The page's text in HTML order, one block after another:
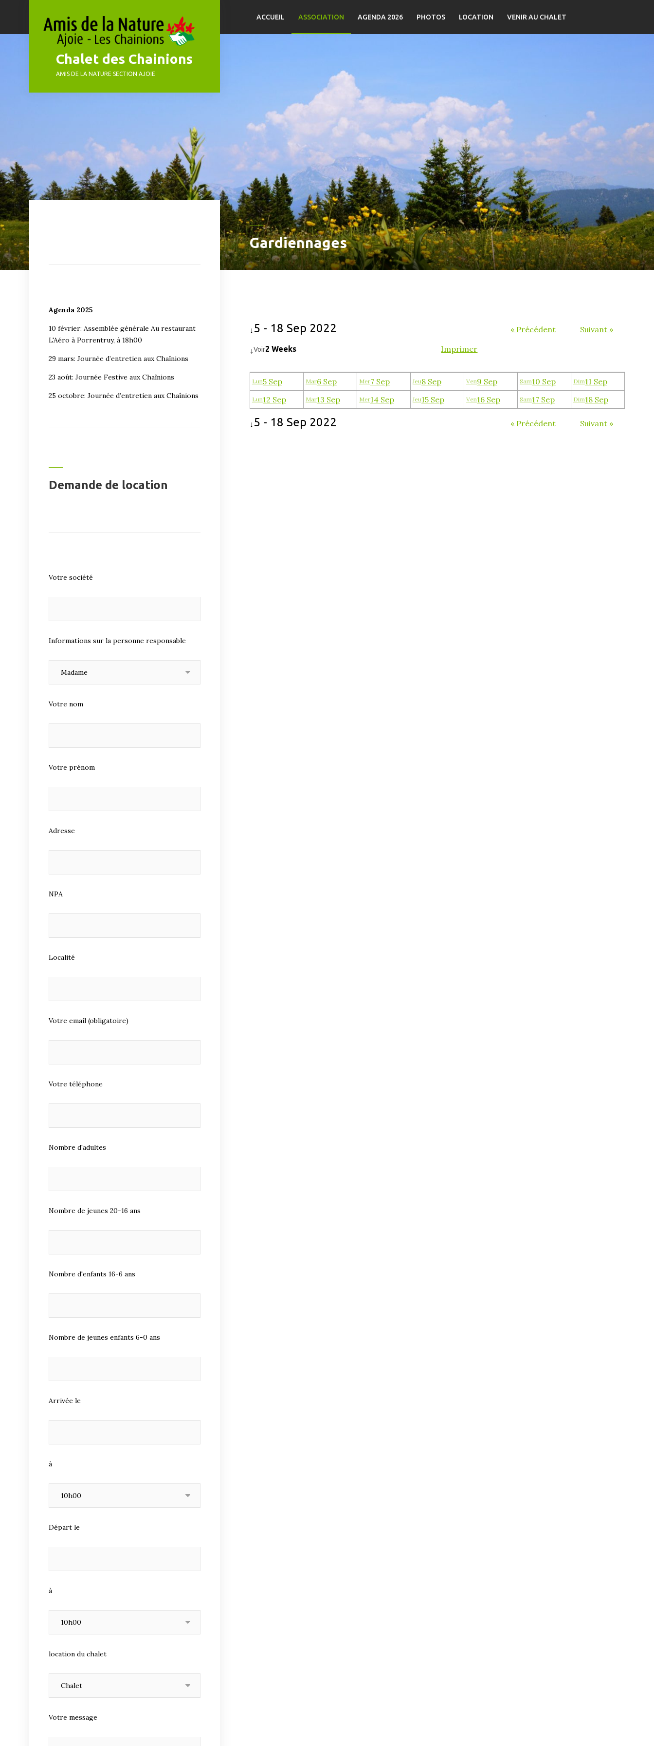
content
Chalet des Chainions
AMIS DE LA NATURE SECTION AJOIE
ACCUEIL ASSOCIATION AGENDA 2026 PHOTOS LOCATION VENIR AU CHALET
Gardiennages
↓ 5 - 18 Sep 2022 « Précédent Suivant »
↓Voir2 Weeks Imprimer
Lun5 Sep Mar6 Sep Mer7 Sep Jeu8 Sep Ven9 Sep Sam10 Sep Dim11 Sep
Lun12 Sep Mar13 Sep Mer14 Sep Jeu15 Sep Ven16 Sep Sam17 Sep Dim18 Sep
↓ 5 - 18 Sep 2022 « Précédent Suivant »
Agenda 2025
10 février: Assemblée générale Au restaurant
L'Aéro à Porrentruy, à 18h00
29 mars: Journée d’entretien aux Chaînions
23 août: Journée Festive aux Chaînions
25 octobre: Journée d’entretien aux Chaînions
Demande de location
Votre société
Informations sur la personne responsable
Votre nom
Votre prénom
Adresse
NPA
Localité
Votre email (obligatoire)
Votre téléphone
Nombre d'adultes
Nombre de jeunes 20-16 ans
Nombre d'enfants 16-6 ans
Nombre de jeunes enfants 6-0 ans
Arrivée le
à
Départ le
à
location du chalet
Votre message